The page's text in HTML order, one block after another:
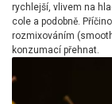
rychlejší, vlivem na
cole a podobně.
rozmixováním
konzumací přehnat.